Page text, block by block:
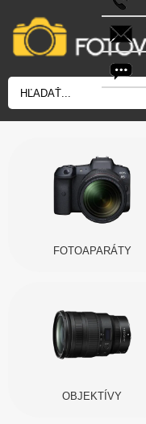
FOTOAPARÁTY
OBJEKTÍVY